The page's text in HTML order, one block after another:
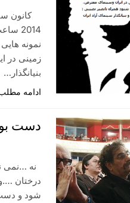
نمونه
زمینی در
بنیانگذار…
ادامه
دست
نه …نمی
درختان
شود و